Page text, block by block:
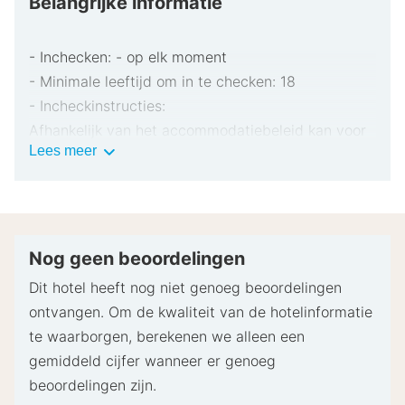
verblijf vandaag en ervaar alles wat B&B HOTEL
- Inchecken: - op elk moment
- Minimale leeftijd om in te checken: 18
- Incheckinstructies:
Afhankelijk van het accommodatiebeleid kan voor
extra personen een toeslag in rekening worden
pinpas of borgsom in contanten te verstrekken
Speciale verzoeken worden onder voorbehoud van
beschikbaarheid bij het inchecken ingewilligd.
Hiervoor kunnen extra kosten in rekening worden
gebracht. Speciale verzoeken kunnen niet worden
gegarandeerd.
Lees meerBelangrijke
Nog geen beoordelingen
Dit hotel heeft nog niet genoeg beoordelingen
ontvangen. Om de kwaliteit van de hotelinformatie
te waarborgen, berekenen we alleen een
gemiddeld cijfer wanneer er genoeg
beoordelingen zijn.